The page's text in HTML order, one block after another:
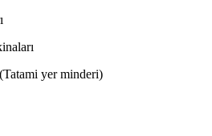
yer minderi)